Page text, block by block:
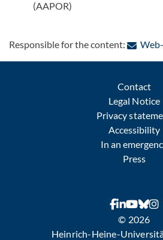
(AAPOR)
Responsible for the content:
Contact
Legal Notice
Privacy
Accessibility
In an
Press
© 2026
Heinrich-Heine-